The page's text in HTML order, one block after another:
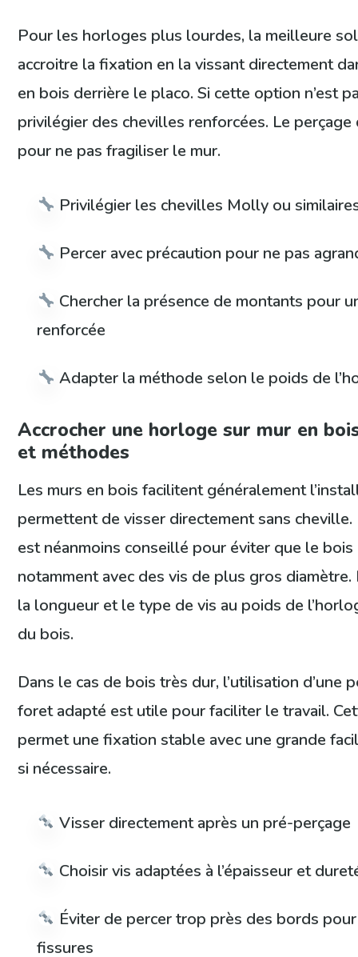
Pour les horloges plus lourdes, la meilleure
accroitre la fixation en la vissant directement
en bois derrière le placo. Si cette option n’est
privilégier des chevilles renforcées. Le
pour ne pas fragiliser le mur.
Privilégier les chevilles Molly ou
Percer avec précaution pour ne pas
Chercher la présence de montants pour
renforcée
Adapter la méthode selon le poids de
Accrocher une horloge sur mur en
et méthodes
Les murs en bois facilitent généralement
permettent de visser directement sans
est néanmoins conseillé pour éviter que le bois
notamment avec des vis de plus gros
la longueur et le type de vis au poids de
du bois.
Dans le cas de bois très dur, l’utilisation d’une
foret adapté est utile pour faciliter le travail.
permet une fixation stable avec une grande
si nécessaire.
Visser directement après un pré-perçage
Choisir vis adaptées à l’épaisseur et
Éviter de percer trop près des bords
fissures